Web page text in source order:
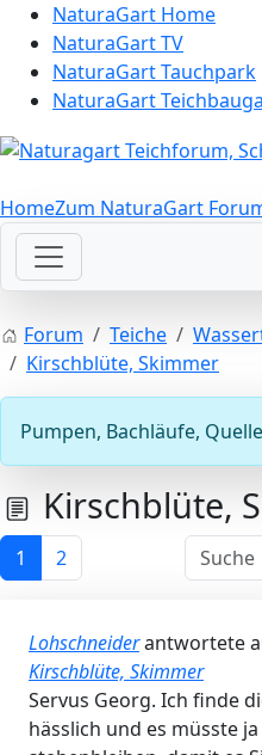
NaturaGart Home
NaturaGart TV
NaturaGart Tauchpark
NaturaGart
HomeZum NaturaGart
Forum Teiche
Kirschblüte, Skimmer
Pumpen, Bachläufe,
Kirschblüte,
1 2
Lohschneiderantwortete
Kirschblüte, Skimmer
Servus Georg. Ich finde
hässlich und es müsste